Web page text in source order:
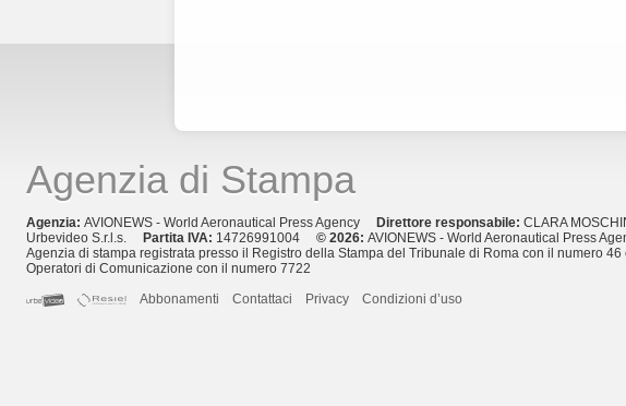
Agenzia di Stampa
Agenzia: AVIONEWS - World Aeronautical Press Agency Direttore responsabile: CLARA
Urbevideo S.r.l.s.
Partita IVA: 14726991004 © 2026: AVIONEWS - World Aeronautical Press
Agenzia di stampa registrata presso il Registro della Stampa del Tribunale di Roma con il numero
Operatori di Comunicazione con il numero 7722
Abbonamenti
Contattaci Privacy Condizioni d’uso